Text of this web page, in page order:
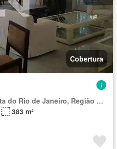
Cobertura
Região Geográfica Imediata do Rio de Janeiro, Região Metropolitana do Rio de Janeiro
383 m²